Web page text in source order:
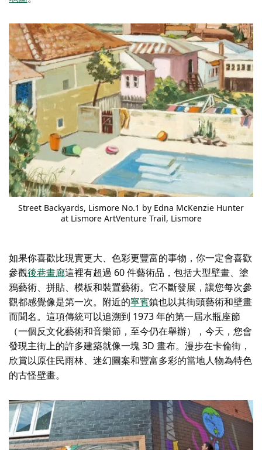
Street Backyards, Lismore No.1 by Edna McKenzie Hunter
at Lismore ArtVenture Trail, Lismore
如果你喜歡比現實更大、色彩更豐富的事物，你一定會喜歡
參觀後巷畫廊這裡有超過 60 件藝術品，包括大型壁畫、塗
鴉藝術、拼貼、模板和裝置藝術。它不斷發展，讓您每次參
觀都感覺像是第一次。附近的寧賓鎮也以其街頭藝術和壁畫
而聞名。這項傳統可以追溯到 1973 年的第一屆水瓶座節
（一個反文化藝術和音樂節，至今仍在舉辦），今天，您會
發現主街上的許多建築就像一塊 3D 畫布。漫步在卡倫街，
欣賞以原住民雨林、迷幻圖案和豐富多彩的當地人物為特色
的古怪壁畫。